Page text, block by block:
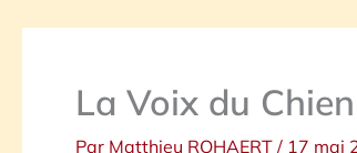
La Voix du
Par Matthieu ROHAERT / 17 mai